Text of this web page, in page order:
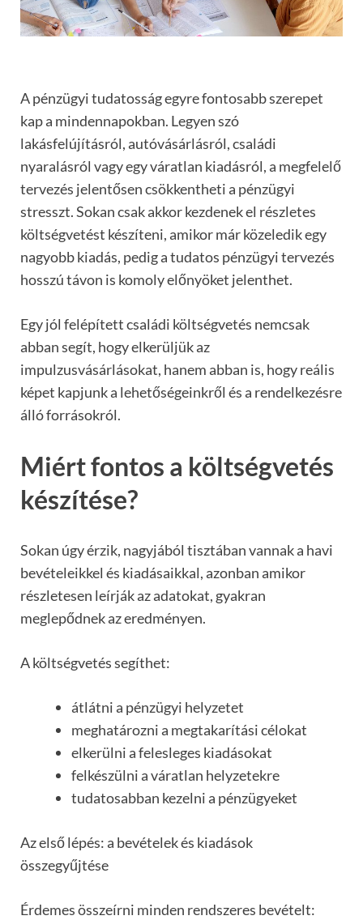
A pénzügyi tudatosság egyre fontosabb szerepet
kap a mindennapokban. Legyen szó
lakásfelújításról, autóvásárlásról, családi
nyaralásról vagy egy váratlan kiadásról, a megfelelő
tervezés jelentősen csökkentheti a pénzügyi
stresszt. Sokan csak akkor kezdenek el részletes
költségvetést készíteni, amikor már közeledik egy
nagyobb kiadás, pedig a tudatos pénzügyi tervezés
hosszú távon is komoly előnyöket jelenthet.
Egy jól felépített családi költségvetés nemcsak
abban segít, hogy elkerüljük az
impulzusvásárlásokat, hanem abban is, hogy reális
képet kapjunk a lehetőségeinkről és a rendelkezésre
álló forrásokról.
Miért fontos a költségvetés
készítése?
Sokan úgy érzik, nagyjából tisztában vannak a havi
bevételeikkel és kiadásaikkal, azonban amikor
részletesen leírják az adatokat, gyakran
meglepődnek az eredményen.
A költségvetés segíthet:
átlátni a pénzügyi helyzetet
meghatározni a megtakarítási célokat
elkerülni a felesleges kiadásokat
felkészülni a váratlan helyzetekre
tudatosabban kezelni a pénzügyeket
Az első lépés: a bevételek és kiadások
összegyűjtése
Érdemes összeírni minden rendszeres bevételt: